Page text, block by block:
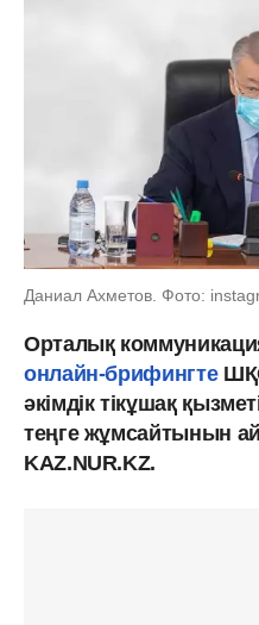
Даниал Ахметов. Фото:
Орталық
онлайн-брифингте
әкімдік тікұшақ
теңге жұмсайтынын
KAZ.NUR.KZ.